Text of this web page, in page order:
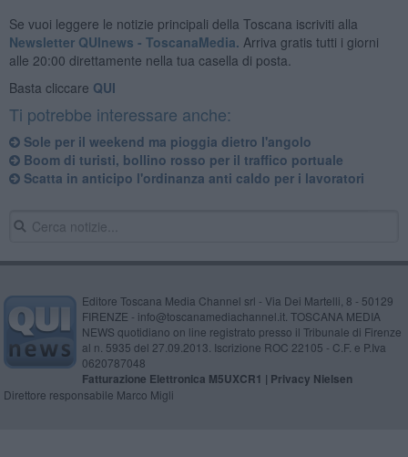
Se vuoi leggere le notizie principali della Toscana iscriviti alla
Newsletter QUInews - ToscanaMedia. Arriva gratis tutti i giorni
alle 20:00 direttamente nella tua casella di posta.
Basta cliccare QUI
Ti potrebbe interessare anche:
Sole per il weekend ma pioggia dietro l'angolo
Boom di turisti, bollino rosso per il traffico portuale
Scatta in anticipo l'ordinanza anti caldo per i lavoratori
Editore Toscana Media Channel srl - Via Dei Martelli, 8 - 50129
FIRENZE - info@toscanamediachannel.it. TOSCANA MEDIA
NEWS quotidiano on line registrato presso il Tribunale di Firenze
al n. 5935 del 27.09.2013. Iscrizione ROC 22105 - C.F. e P.Iva
0620787048
Fatturazione Elettronica M5UXCR1 | Privacy Nielsen
Direttore responsabile Marco Migli